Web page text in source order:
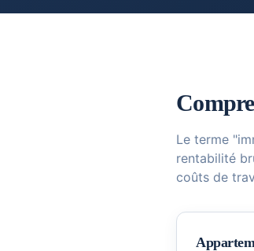
Le terme
rentabilité
coûts de